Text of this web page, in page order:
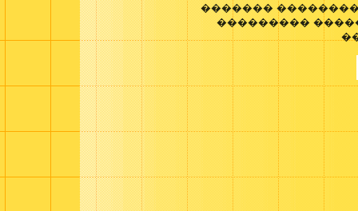
�������
���������